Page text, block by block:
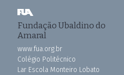
Fundação Ubaldino do
Amaral
www.fua.org.br
Colégio Politécnico
Lar Escola Monteiro Lobato